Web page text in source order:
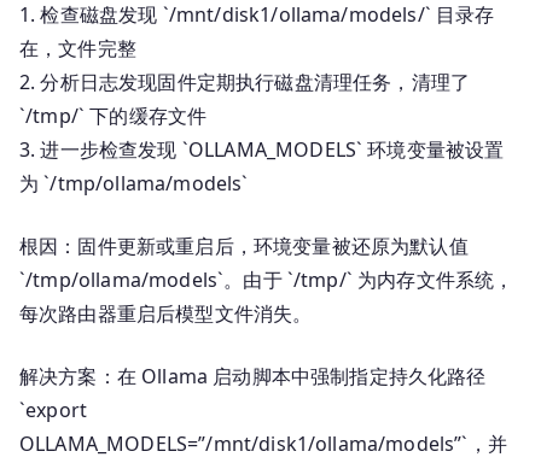
1. 检查磁盘发现 `/mnt/disk1/ollama/models/` 目录存
在，文件完整
2. 分析日志发现固件定期执行磁盘清理任务，清理了
`/tmp/` 下的缓存文件
3. 进一步检查发现 `OLLAMA_MODELS` 环境变量被设置
为 `/tmp/ollama/models`
根因：固件更新或重启后，环境变量被还原为默认值
`/tmp/ollama/models`。由于 `/tmp/` 为内存文件系统，
每次路由器重启后模型文件消失。
解决方案：在 Ollama 启动脚本中强制指定持久化路径
`export
OLLAMA_MODELS=”/mnt/disk1/ollama/models”`，并